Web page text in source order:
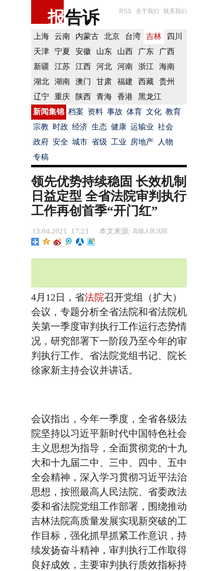
报告诉 RSS 关于我们 联系我们
上海 云南 内蒙古 北京 台湾 吉林
四川
天津
宁夏 安徽 山东 山西 广东
广西
新疆
江苏 江西 河北 河南 浙江
海南
湖北
湖南 澳门 甘肃 福建 西藏
贵州
辽宁
重庆 陕西 青海 香港
黑龙江
新闻集锦 档案 资料 事故 体育 文化 教育
宗教 时政 经济 生态 健康 运输业 社会
政府 安全 城市 省级 工业 房地产
人物
专稿
​领先优势持续稳固 长效机制
日益定型 全省法院审判执行
工作再创首季“开门红”
13.04.2021 17:23 本文来源: 高级人民法院
4月12日，省法院召开党组（扩大）
会议，专题分析全省法院和省法院机
关第一季度审判执行工作运行态势情
况，研究部署下一阶段乃至今年的审
判执行工作。省法院党组书记、院长
徐家新主持会议并讲话。
会议指出，今年一季度，全省各级法
院坚持以习近平新时代中国特色社会
主义思想为指导，全面贯彻党的十九
大和十九届二中、三中、四中、五中
全会精神，深入学习贯彻习近平法治
思想，按照最高人民法院、省委政法
委和省法院党组工作部署，围绕推动
吉林法院高质量发展实现新突破的工
作目标，强化抓早抓紧工作意识，持
续发扬奋斗精神，审判执行工作取得
良好成效，主要审判执行质效指标持